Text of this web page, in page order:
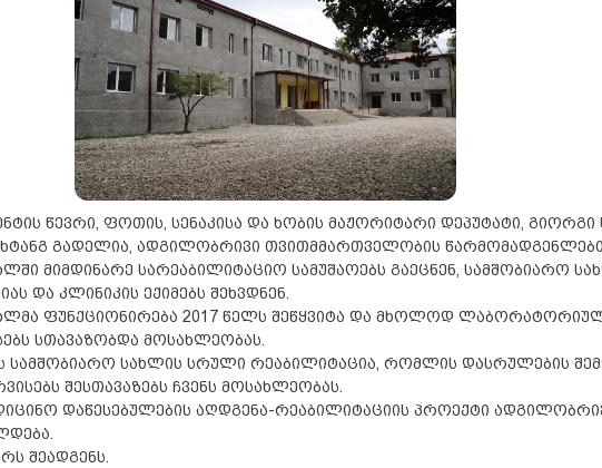
წევრი, ფოთის, სენაკისა და ხობის მაჟორიტარი დეპუტატი, გიორგი
გადელია, ადგილობრივი თვითმმართველობის
მიმდინარე სარეაბილიტაციო სამუშაოებს გაეცნენ, სამშობიარო
და კლინიკის ექიმებს შეხვდნენ.
ფუნქციონირება 2017 წელს შეწყვიტა და მხოლოდ
სთავაზობდა მოსახლეობას.
სამშობიარო სახლის სრული რეაბილიტაცია, რომლის დასრულების
შესთავაზებს ჩვენს მოსახლეობას.
დაწესებულების აღდგენა-რეაბილიტაციის პროექტი
შეადგენს.